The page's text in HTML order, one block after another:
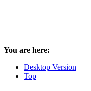
You are here:
Desktop Version
Top